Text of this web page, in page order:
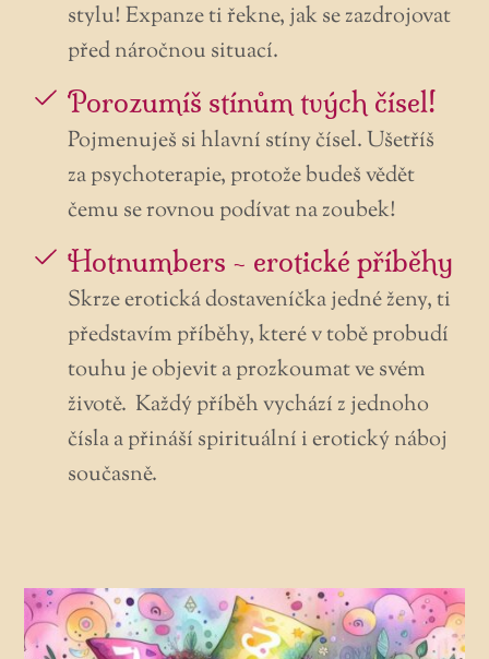
stylu! Expanze ti řekne, jak se zazdrojovat
před náročnou situací.
Porozumíš stínům tvých čísel!
Pojmenuješ si hlavní stíny čísel. Ušetříš
za psychoterapie, protože budeš vědět
čemu se rovnou podívat na zoubek!
Hotnumbers - erotické příběhy
Skrze erotická dostaveníčka jedné ženy, ti
představím příběhy, které v tobě probudí
touhu je objevit a prozkoumat ve svém
životě. Každý příběh vychází z jednoho
čísla a přináší spirituální i erotický náboj
současně.